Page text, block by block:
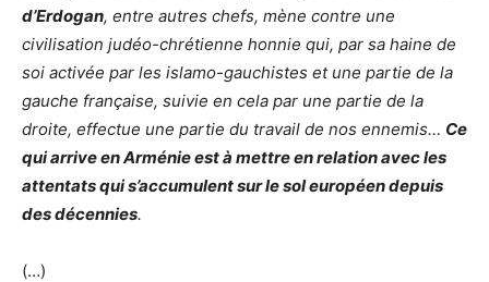
d’Erdogan, entre autres chefs, mène contre une
civilisation judéo-chrétienne honnie qui, par sa haine de
soi activée par les islamo-gauchistes et une partie de la
gauche française, suivie en cela par une partie de la
droite, effectue une partie du travail de nos ennemis… Ce
qui arrive en Arménie est à mettre en relation avec les
attentats qui s’accumulent sur le sol européen depuis
des décennies.
(…)